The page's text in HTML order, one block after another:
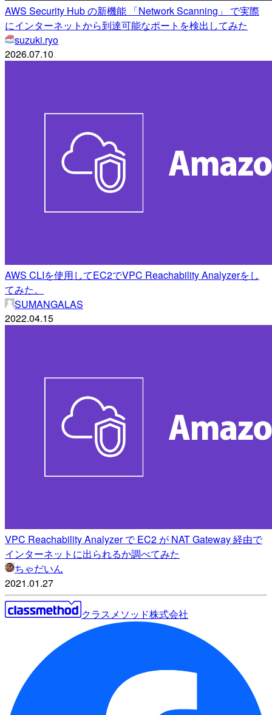
AWS Security Hub の新機能 「Network Scanning」 で実際
にインターネットから到達可能なポートを検出してみた
suzuki.ryo
2026.07.10
AWS CLIを使用してEC2でVPC Reachability Analyzerをし
てみた。
SUMANGALAS
2022.04.15
VPC Reachability Analyzer で EC2 が NAT Gateway 経由で
インターネットに出られるか調べてみた
ちゃだいん
2021.01.27
クラスメソッド株式会社